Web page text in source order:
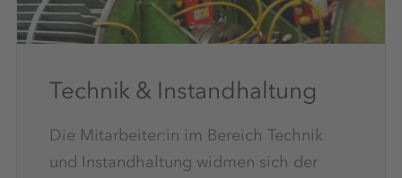
Technik & Instandhaltung
Die Mitarbeiter:in im Bereich Technik
und Instandhaltung widmen sich der